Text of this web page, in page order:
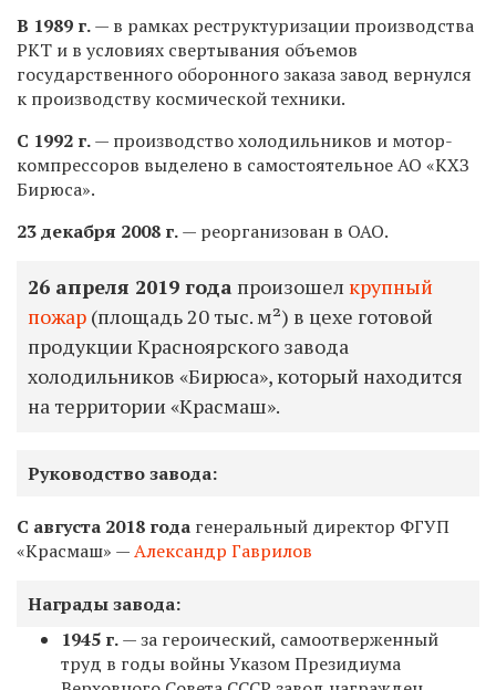
В 1989 г.— в рамках реструктуризации производства
РКТ и в условиях свертывания объемов
государственного оборонного заказа завод вернулся
к производству космической техники.
С 1992 г.— производство холодильников и мотор-
компрессоров выделено в самостоятельное АО «КХЗ
Бирюса».
23 декабря 2008 г.— реорганизован в ОАО.
26 апреля 2019 года произошел крупный
пожар (площадь 20 тыс. м²) в цехе готовой
продукции Красноярского завода
холодильников «Бирюса», который находится
на территории «Красмаш».
Руководство завода:
С августа 2018 года генеральный директор ФГУП
«Красмаш» —Александр Гаврилов
Награды завода:
1945 г.— за героический, самоотверженный
труд в годы войны Указом Президиума